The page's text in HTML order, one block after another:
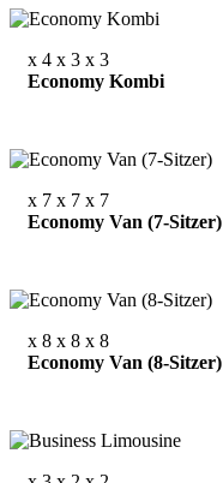
x 4 x 3 x 3
Economy Kombi
x 7 x 7 x 7
Economy Van (7-Sitzer)
x 8 x 8 x 8
Economy Van (8-Sitzer)